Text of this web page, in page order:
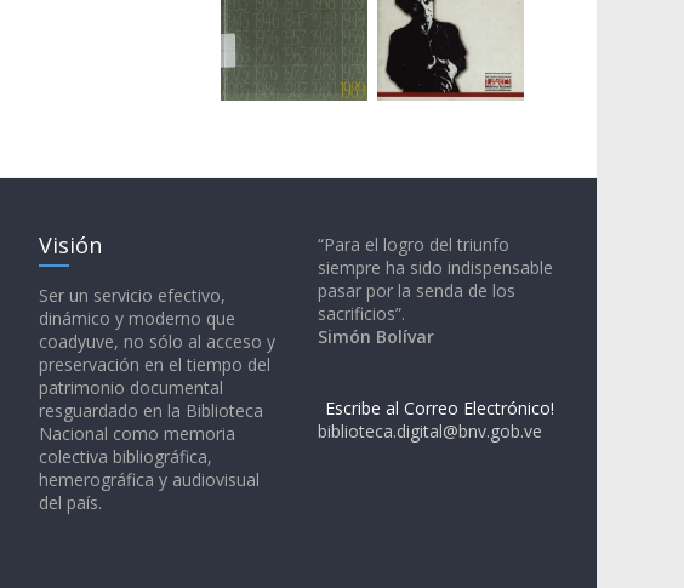
Visión
Ser un servicio efectivo,
dinámico y moderno que
coadyuve, no sólo al acceso y
preservación en el tiempo del
patrimonio documental
resguardado en la Biblioteca
Nacional como memoria
colectiva bibliográfica,
hemerográfica y audiovisual
del país.
“Para el logro del triunfo
siempre ha sido indispensable
pasar por la senda de los
sacrificios”.
Simón Bolívar
Escribe al Correo Electrónico!
biblioteca.digital@bnv.gob.ve